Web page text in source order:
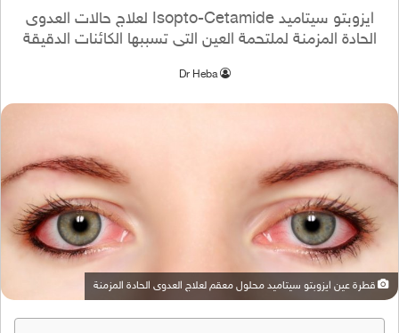
ايزوبتو سيتاميد Isopto-Cetamide لعلاج حالات العدوى
الحادة المزمنة لملتحمة العين التى تسببها الكائنات الدقيقة
Dr Heba
قطرة عين ايزوبتو سيتاميد محلول معقم لعلاج العدوى الحادة المزمنة